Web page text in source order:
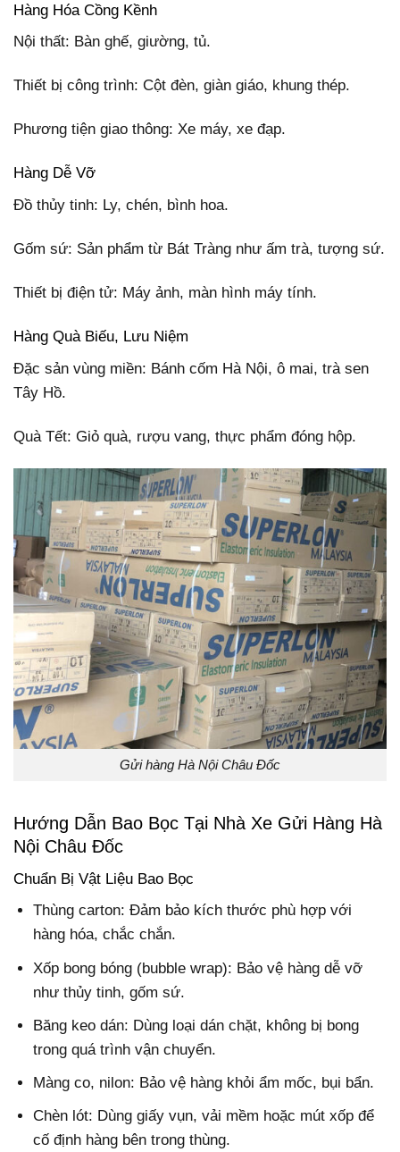
Hàng Hóa Cồng Kềnh
Nội thất: Bàn ghế, giường, tủ.
Thiết bị công trình: Cột đèn, giàn giáo, khung thép.
Phương tiện giao thông: Xe máy, xe đạp.
Hàng Dễ Vỡ
Đồ thủy tinh: Ly, chén, bình hoa.
Gốm sứ: Sản phẩm từ Bát Tràng như ấm trà, tượng sứ.
Thiết bị điện tử: Máy ảnh, màn hình máy tính.
Hàng Quà Biếu, Lưu Niệm
Đặc sản vùng miền: Bánh cốm Hà Nội, ô mai, trà sen
Tây Hồ.
Quà Tết: Giỏ quà, rượu vang, thực phẩm đóng hộp.
Gửi hàng Hà Nội Châu Đốc
Hướng Dẫn Bao Bọc Tại Nhà Xe Gửi Hàng Hà
Nội Châu Đốc
Chuẩn Bị Vật Liệu Bao Bọc
Thùng carton: Đảm bảo kích thước phù hợp với
hàng hóa, chắc chắn.
Xốp bong bóng (bubble wrap): Bảo vệ hàng dễ vỡ
như thủy tinh, gốm sứ.
Băng keo dán: Dùng loại dán chặt, không bị bong
trong quá trình vận chuyển.
Màng co, nilon: Bảo vệ hàng khỏi ẩm mốc, bụi bẩn.
Chèn lót: Dùng giấy vụn, vải mềm hoặc mút xốp để
cố định hàng bên trong thùng.